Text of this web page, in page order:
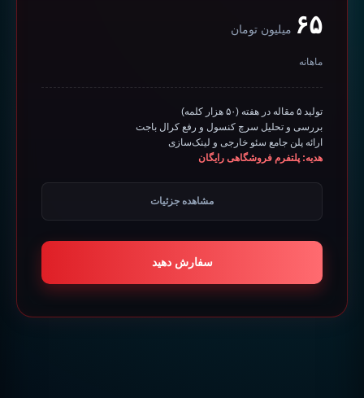
۶۵ میلیون تومان
ماهانه
تولید ۵ مقاله در هفته (۵۰ هزار کلمه)
بررسی و تحلیل سرچ کنسول و رفع کرال باجت
ارائه پلن جامع سئو خارجی و لینک‌سازی
هدیه: پلتفرم فروشگاهی رایگان
شامل تمامی امکانات پایه‌ای، محتوایی و فنی
اصلاح کامل اسکیماها و تگ‌های تاثیرگذار
بهبود تخصصی سرعت بارگذاری صفحات
مشاوره سئو ویدئویی و بنرهای تبلیغاتی
مشاهده جزئیات
سفارش دهید